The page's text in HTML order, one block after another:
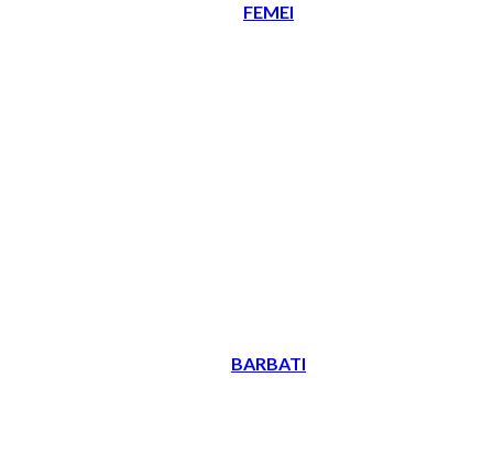
FEMEI
BARBATI